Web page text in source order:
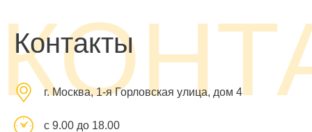
Контакты
г. Москва, 1-я Горловская улица, дом 4
с 9.00 до 18.00